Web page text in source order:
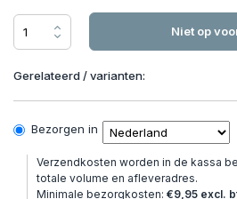
Niet op
Gerelateerd / varianten:
Bezorgen in
Verzendkosten worden in de kassa
totale volume en afleveradres.
Minimale bezorgkosten: €9,95 excl.